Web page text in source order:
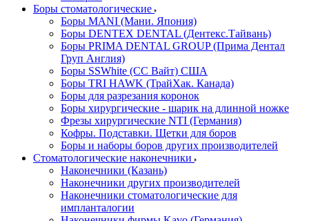
Боры стоматологические
Боры MANI (Мани. Япония)
Боры DENTEX DENTAL (Дентекс.Тайвань)
Боры PRIMA DENTAL GROUP (Прима Дентал
Груп Англия)
Боры SSWhite (СС Вайт) США
Боры TRI HAWK (ТрайХак. Канада)
Боры для разрезания коронок
Боры хирургические - шарик на длинной ножке
Фрезы хирургические NTI (Германия)
Кофры. Подставки. Щетки для боров
Боры и наборы боров других производителей
Стоматологические наконечники
Наконечники (Казань)
Наконечники других производителей
Наконечники стоматологические для
импланталогии